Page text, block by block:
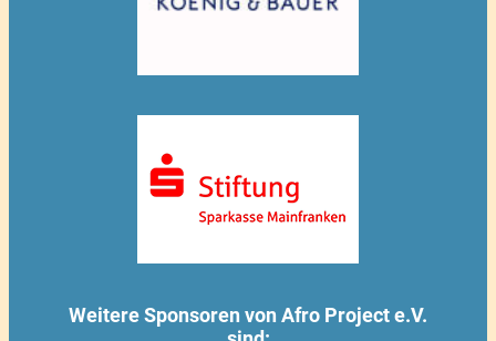
Weitere Sponsoren von Afro Project e.V.